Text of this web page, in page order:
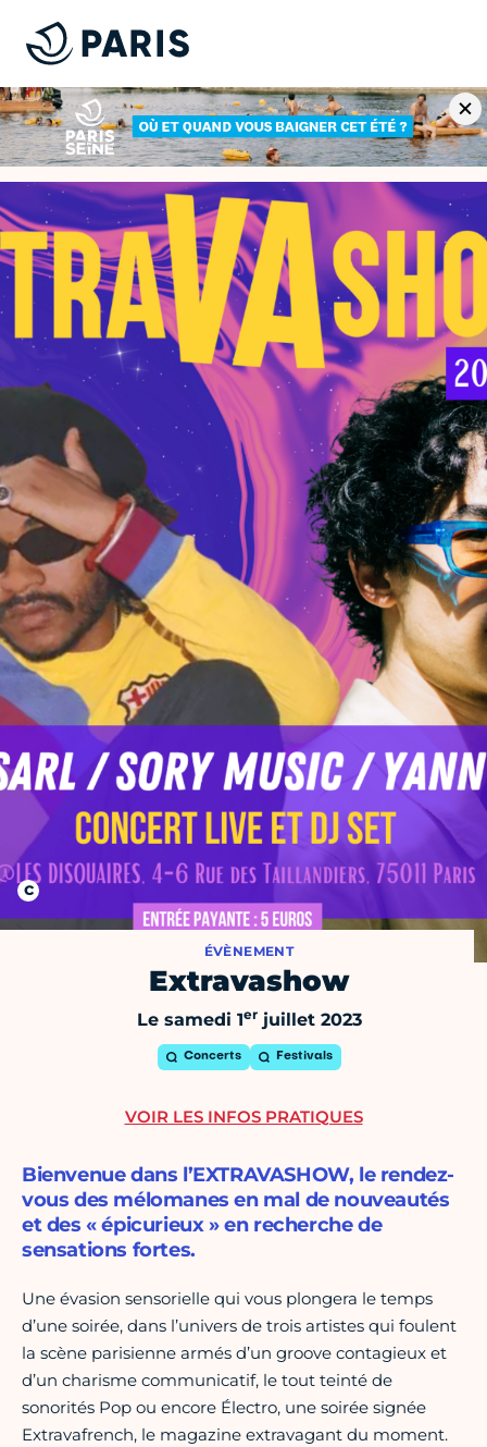
ÉVÈNEMENT
Extravashow
Le samedi 1erjuillet 2023
Concerts Festivals
Bienvenue dans l’EXTRAVASHOW, le rendez-
vous des mélomanes en mal de nouveautés
et des « épicurieux » en recherche de
sensations fortes.
Une évasion sensorielle qui vous plongera le temps
d’une soirée, dans l’univers de trois artistes qui foulent
la scène parisienne armés d’un groove contagieux et
d’un charisme communicatif, le tout teinté de
sonorités Pop ou encore Électro, une soirée signée
Extravafrench, le magazine extravagant du moment.
VOIR LES INFOS PRATIQUES